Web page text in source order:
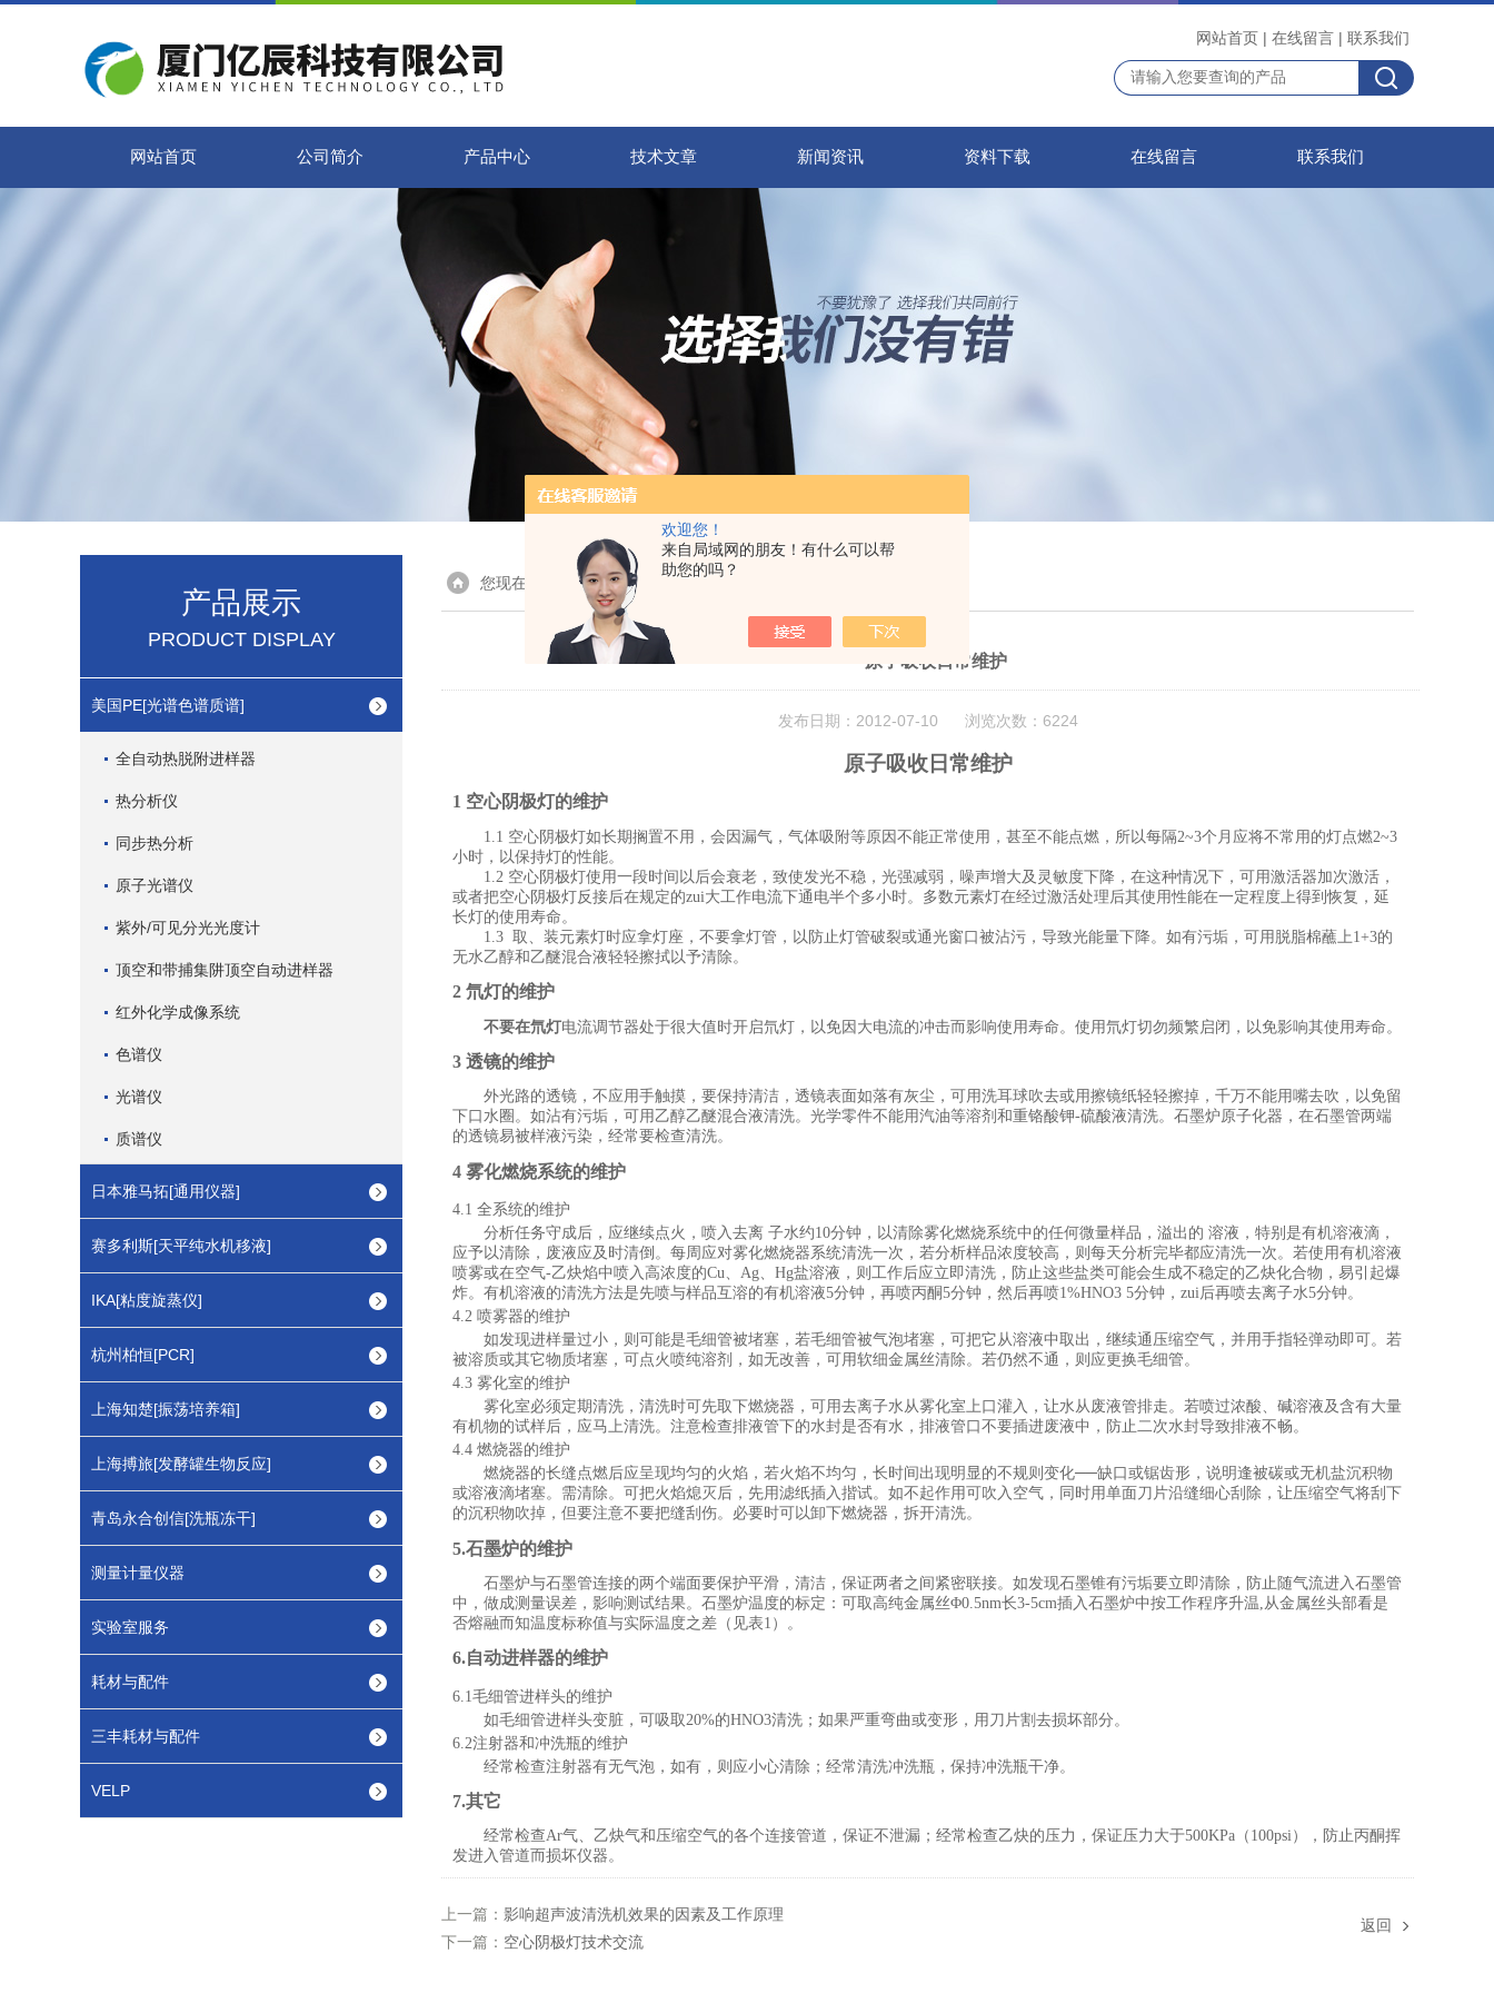
欢迎您！
来自局域网的朋友！有什么可以帮
助您的吗？
网站首页 | 在线留言 | 联系我们
网站首页 公司简介 产品中心 技术文章 新闻资讯 资料下载 在线留言 联系我们
产品展示
PRODUCT DISPLAY
美国PE[光谱色谱质谱]
全自动热脱附进样器
热分析仪
同步热分析
原子光谱仪
紫外/可见分光光度计
顶空和带捕集阱顶空自动进样器
红外化学成像系统
色谱仪
光谱仪
质谱仪
日本雅马拓[通用仪器]
赛多利斯[天平纯水机移液]
IKA[粘度旋蒸仪]
杭州柏恒[PCR]
上海知楚[振荡培养箱]
上海搏旅[发酵罐生物反应]
青岛永合创信[洗瓶冻干]
测量计量仪器
实验室服务
耗材与配件
三丰耗材与配件
VELP
您现在的位置：首页> 技术文章 > 原子吸收日常维护
原子吸收日常维护
发布日期：2012-07-10 浏览次数：6224
原子吸收日常维护
1 空心阴极灯的维护
1.1 空心阴极灯如长期搁置不用，会因漏气，气体吸附等原因不能正常使用，甚至不能点燃，所以每隔2~3个月应将不常用的灯点燃2~3
小时，以保持灯的性能。
1.2 空心阴极灯使用一段时间以后会衰老，致使发光不稳，光强减弱，噪声增大及灵敏度下降，在这种情况下，可用激活器加次激活，
或者把空心阴极灯反接后在规定的zui大工作电流下通电半个多小时。多数元素灯在经过激活处理后其使用性能在一定程度上得到恢复，延
长灯的使用寿命。
1.3 取、装元素灯时应拿灯座，不要拿灯管，以防止灯管破裂或通光窗口被沾污，导致光能量下降。如有污垢，可用脱脂棉蘸上 1+3的
无水乙醇和乙醚混合液轻轻擦拭以予清除。
2 氘灯的维护
不要在氘灯电流调节器处于很大值时开启氘灯，以免因大电流的冲击而影响使用寿命。使用氘灯切勿频繁启闭，以免影响其使用寿命。
3 透镜的维护
外光路的透镜，不应用手触摸，要保持清洁，透镜表面如落有灰尘，可用洗耳球吹去或用擦镜纸轻轻擦掉，千万不能用嘴去吹，以免留
下口水圈。如沾有污垢，可用乙醇乙醚混合液清洗。光学零件不能用汽油等溶剂和重铬酸钾-硫酸液清洗。石墨炉原子化器，在石墨管两端
的透镜易被样液污染，经常要检查清洗。
4 雾化燃烧系统的维护
4.1 全系统的维护
分析任务守成后，应继续点火，喷入去离 子水约10分钟，以清除雾化燃烧系统中的任何微量样品，溢出的 溶液，特别是有机溶液滴，
应予以清除，废液应及时清倒。每周应对雾化燃烧器系统清洗一次，若分析样品浓度较高，则每天分析完毕都应清洗一次。若使用有机溶液
喷雾或在空气-乙炔焰中喷入高浓度的Cu、 Ag、 Hg盐溶液，则工作后应立即清洗，防止这些盐类可能会生成不稳定的乙炔化合物，易引起爆
炸。有机溶液的清洗方法是先喷与样品互溶的有机溶液5分钟，再喷丙酮5分钟，然后再喷1%HNO3 5分钟，zui后再喷去离子水5分钟。
4.2 喷雾器的维护
如发现进样量过小，则可能是毛细管被堵塞，若毛细管被气泡堵塞，可把它从溶液中取出，继续通压缩空气，并用手指轻弹动即可。若
被溶质或其它物质堵塞，可点火喷纯溶剂，如无改善，可用软细金属丝清除。若仍然不通，则应更换毛细管。
4.3 雾化室的维护
雾化室必须定期清洗，清洗时可先取下燃烧器，可用去离子水从雾化室上口灌入，让水从废液管排走。若喷过浓酸、碱溶液及含有大量
有机物的试样后，应马上清洗。注意检查排液管下的水封是否有水，排液管口不要插进废液中，防止二次水封导致排液不畅。
4.4 燃烧器的维护
燃烧器的长缝点燃后应呈现均匀的火焰，若火焰不均匀，长时间出现明显的不规则变化──缺口或锯齿形，说明逢被碳或无机盐沉积物
或溶液滴堵塞。需清除。可把火焰熄灭后，先用滤纸插入揩试。如不起作用可吹入空气，同时用单面刀片沿缝细心刮除，让压缩空气将刮下
的沉积物吹掉，但要注意不要把缝刮伤。必要时可以卸下燃烧器，拆开清洗。
5.石墨炉的维护
石墨炉与石墨管连接的两个端面要保护平滑，清洁，保证两者之间紧密联接。如发现石墨锥有污垢要立即清除，防止随气流进入石墨管
中，做成测量误差，影响测试结果。石墨炉温度的标定：可取高纯金属丝Φ0.5nm长3-5cm插入石墨炉中按工作程序升温 从金属丝头部看是
否熔融而知温度标称值与实际温度之差（见表1 ）。
6.自动进样器的维护
6.1毛细管进样头的维护
如毛细管进样头变脏，可吸取 20%的HNO3清洗；如果严重弯曲或变形，用刀片割去损坏部分。
6.2注射器和冲洗瓶的维护
经常检查注射器有无气泡，如有，则应小心清除；经常清洗冲洗瓶，保持冲洗瓶干净。
7.其它
经常检查Ar气、乙炔气和压缩空气的各个连接管道，保证不泄漏；经常检查乙炔的压力，保证压力大于500KPa （ 100psi），防止丙酮挥
发进入管道而损坏仪器。
上一篇： 影响超声波清洗机效果的因素及工作原理
下一篇： 空心阴极灯技术交流
返回